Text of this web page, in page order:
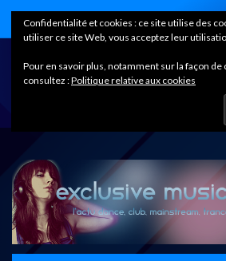
Home
Confidentialité et cookies : ce site utilise des
utiliser ce site Web, vous acceptez leur
Pour en savoir plus, notamment sur la façon
consultez :Politique relative aux cookies